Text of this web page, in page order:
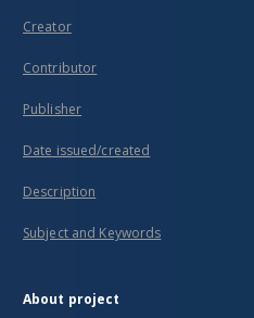
Creator
Contributor
Publisher
Date issued/created
Description
Subject and Keywords
About project